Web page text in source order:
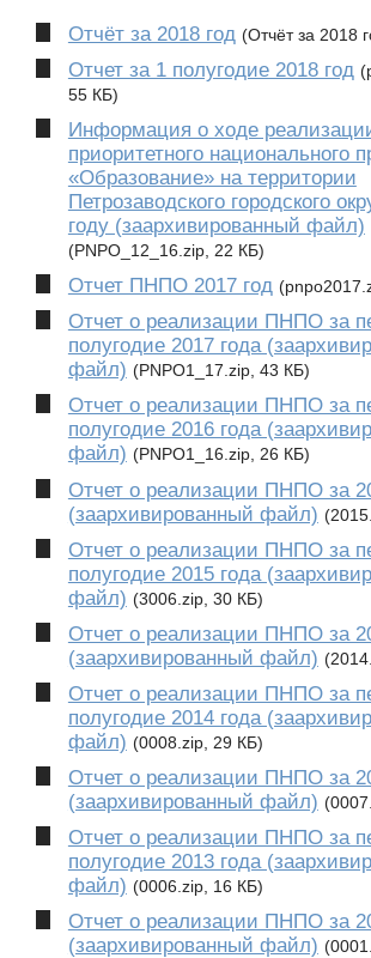
Отчёт за 2018 год (Отчёт за 2018
Отчет за 1 полугодие 2018 год
55 КБ)
Информация о ходе
приоритетного национального
«Образование» на территории
Петрозаводского городского
году (заархивированный файл)
(PNPO_12_16.zip, 22 КБ)
Отчет ПНПО 2017 год
Отчет о реализации ПНПО за
полугодие 2017 года
файл) (PNPO1_17.zip, 43 КБ)
Отчет о реализации ПНПО за
полугодие 2016 года
файл) (PNPO1_16.zip, 26 КБ)
Отчет о реализации ПНПО за
(заархивированный файл)
Отчет о реализации ПНПО за
полугодие 2015 года
файл) (3006.zip, 30 КБ)
Отчет о реализации ПНПО за
(заархивированный файл)
Отчет о реализации ПНПО за
полугодие 2014 года
файл) (0008.zip, 29 КБ)
Отчет о реализации ПНПО за
(заархивированный файл)
Отчет о реализации ПНПО за
полугодие 2013 года
файл) (0006.zip, 16 КБ)
Отчет о реализации ПНПО за
(заархивированный файл)